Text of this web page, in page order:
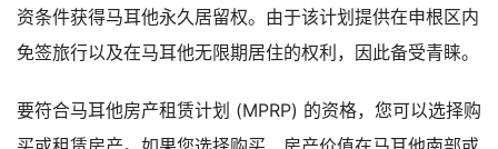
资条件获得马耳他永久居留权。由于该计划提供在申根区内
免签旅行以及在马耳他无限期居住的权利，因此备受青睐。
要符合马耳他房产租赁计划 (MPRP) 的资格，您可以选择购